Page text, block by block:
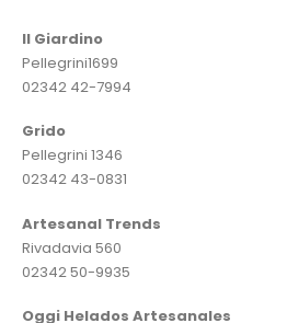
II Giardino
Pellegrini1699
02342 42-7994
Grido
Pellegrini 1346
02342 43-0831
Artesanal Trends
Rivadavia 560
02342 50-9935
Oggi Helados Artesanales